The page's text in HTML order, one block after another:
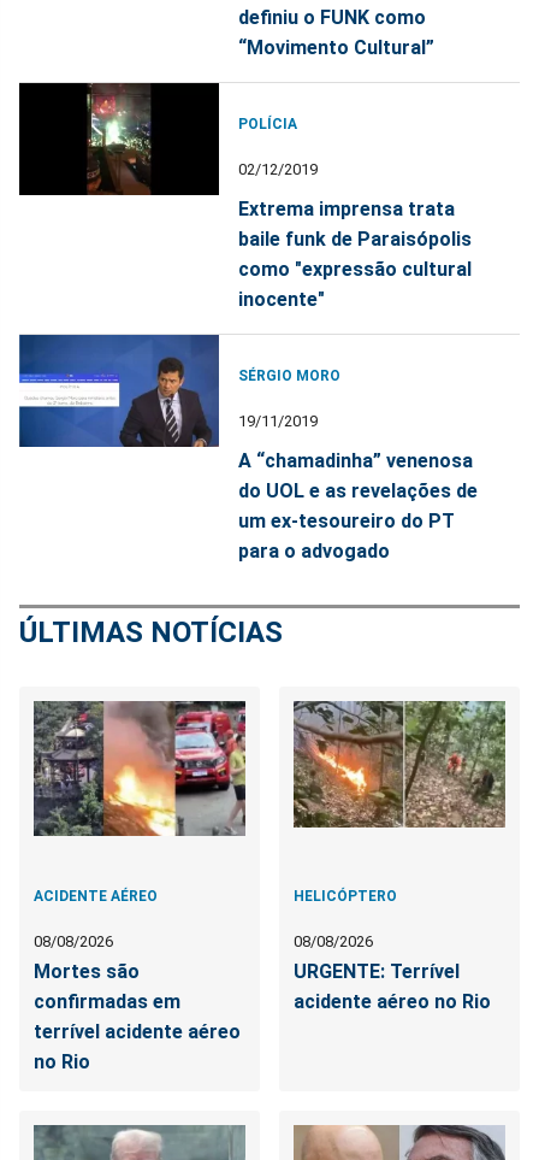
definiu o FUNK como
“Movimento Cultural”
POLÍCIA
02/12/2019
Extrema imprensa trata
baile funk de Paraisópolis
como "expressão cultural
inocente"
SÉRGIO MORO
19/11/2019
A “chamadinha” venenosa
do UOL e as revelações de
um ex-tesoureiro do PT
para o advogado
ÚLTIMAS NOTÍCIAS
ACIDENTE AÉREO
08/08/2026
Mortes são
confirmadas em
terrível acidente aéreo
no Rio
HELICÓPTERO
08/08/2026
URGENTE: Terrível
acidente aéreo no Rio